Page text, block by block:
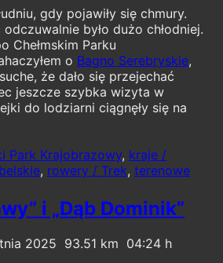
gdy pojawiły się chmury.
było dużo chłodniej.
Chełmskim Parku
o Bagno Serebryskie,
że dało się przejechać
jeszcze szybka wizyta w
do lodziarni ciągnęły się na
Park Krajobrazowy, kraje /
, rowery / Trek, terenowe
i „Dąb Dominik”
2025 93.51
04:24